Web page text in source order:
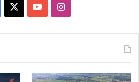
YouTubeInstagram